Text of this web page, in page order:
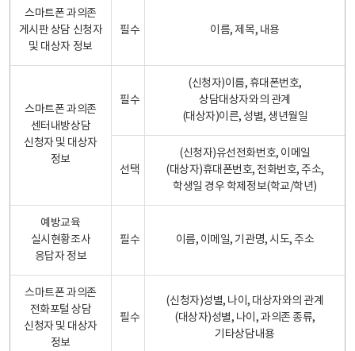
스마트폰 과의존
게시판 상담 신청자
및 대상자 정보
필수 이름, 제목, 내용
스마트폰 과의존
센터내방상담
신청자 및 대상자
정보
필수
(신청자)이름, 휴대폰번호,
상담대상자와의 관계
(대상자)이른, 성별, 생년월일
선택
(신청자)유선전화번호, 이메일
(대상자)휴대폰번호, 전화번호, 주소,
학생일 경우 학제정보(학교/학년)
예방교육
실시현황조사
응답자 정보
필수 이름, 이메일, 기관명, 시도, 주소
스마트폰 과의존
전화포털 상담
신청자 및 대상자
정보
필수
(신청자)성별, 나이, 대상자와의 관계
(대상자)성별, 나이, 과의존 종류,
기타상담내용